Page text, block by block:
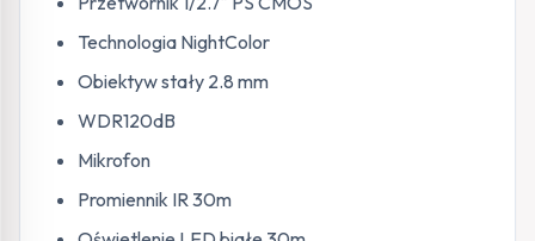
Technologia NightColor
Obiektyw stały 2.8 mm
WDR120dB
Mikrofon
Promiennik IR 30m